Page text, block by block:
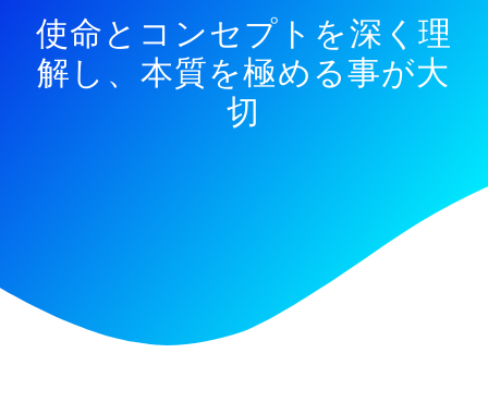
使命とコンセプトを深く理
解し、本質を極める事が大
切